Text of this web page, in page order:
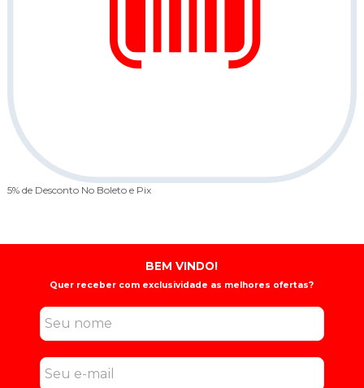
5% de Desconto No Boleto e Pix
BEM VINDO!
Quer receber com exclusividade as melhores ofertas?